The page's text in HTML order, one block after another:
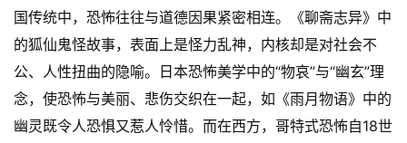
国传统中，恐怖往往与道德因果紧密相连。《聊斋志异》中
的狐仙鬼怪故事，表面上是怪力乱神，内核却是对社会不
公、人性扭曲的隐喻。日本恐怖美学中的“物哀”与“幽玄”理
念，使恐怖与美丽、悲伤交织在一起，如《雨月物语》中的
幽灵既令人恐惧又惹人怜惜。而在西方，哥特式恐怖自18世